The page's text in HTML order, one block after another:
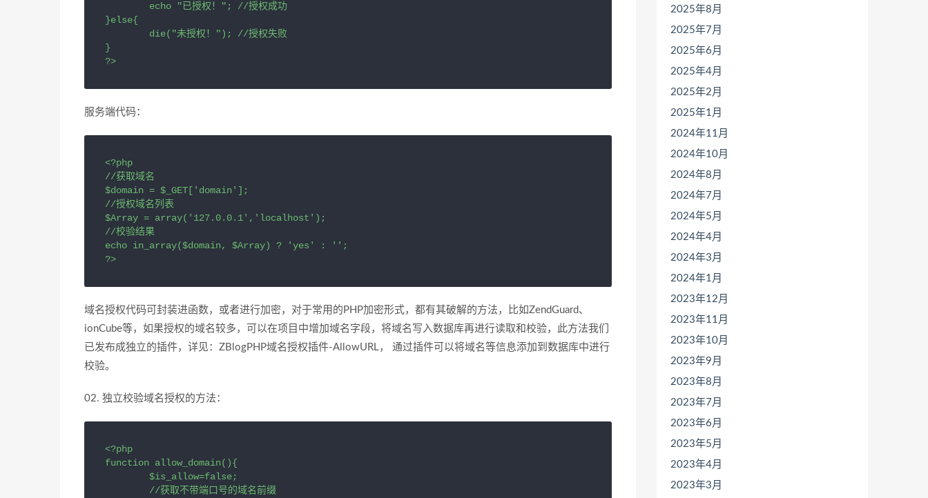
}else{
}
?>
服务端代码：
<?php
//获取域名
$domain = $_GET['domain'];
//授权域名列表
$Array = array('127.0.0.1','localhost');
//校验结果
echo in_array($domain, $Array) ? 'yes' : '';
?>
域名授权代码可封装进函数，或者进行加密，对于常用的PHP加密形式，都有其破解的方法，比如ZendGuard、
ionCube等，如果授权的域名较多，可以在项目中增加域名字段，将域名写入数据库再进行读取和校验，此方法我们
已发布成独立的插件，详见：ZBlogPHP域名授权插件-AllowURL， 通过插件可以将域名等信息添加到数据库中进行
校验。
02. 独立校验域名授权的方法：
<?php
function allow_domain(){
2025年8月
2025年7月
2025年6月
2025年4月
2025年2月
2025年1月
2024年11月
2024年10月
2024年8月
2024年7月
2024年5月
2024年4月
2024年3月
2024年1月
2023年12月
2023年11月
2023年10月
2023年9月
2023年8月
2023年7月
2023年6月
2023年5月
2023年4月
2023年3月